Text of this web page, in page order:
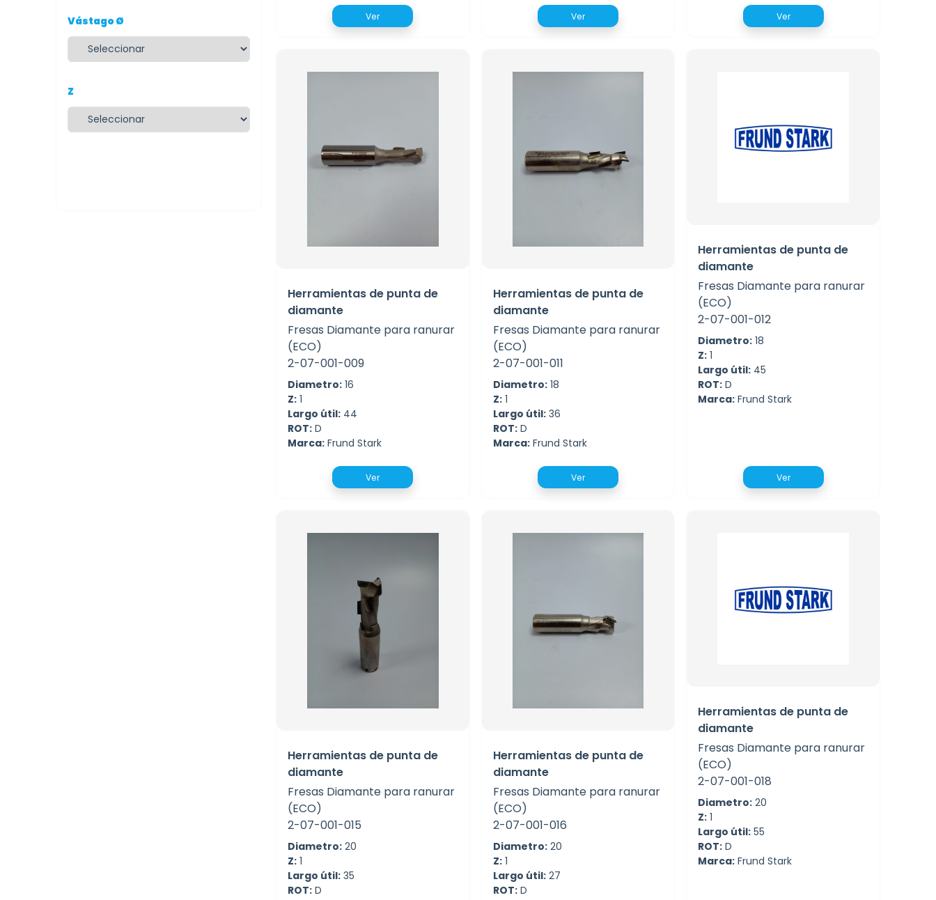
Vástago Ø
Z
Ver Ver Ver
Herramientas de punta de
diamante
Fresas Diamante para ranurar
(ECO)
2-07-001-009
Diametro: 16
Z: 1
Largo útil: 44
ROT: D
Marca: Frund Stark
Ver
Herramientas de punta de
diamante
Fresas Diamante para ranurar
(ECO)
2-07-001-011
Diametro:18
Z:1
Largo útil:36
ROT:D
Marca:Frund Stark
Ver
Herramientas de punta de
diamante
Fresas Diamante para ranurar
(ECO)
2-07-001-012
Diametro: 18
Z: 1
Largo útil: 45
ROT: D
Marca: Frund Stark
Ver
Herramientas de punta de
diamante
Fresas Diamante para ranurar
(ECO)
2-07-001-015
Diametro: 20
Z: 1
Largo útil: 35
ROT: D
Herramientas de punta de
diamante
Fresas Diamante para ranurar
(ECO)
2-07-001-016
Diametro:20
Z:1
Largo útil:27
ROT:D
Herramientas de punta de
diamante
Fresas Diamante para ranurar
(ECO)
2-07-001-018
Diametro: 20
Z: 1
Largo útil: 55
ROT: D
Marca: Frund Stark